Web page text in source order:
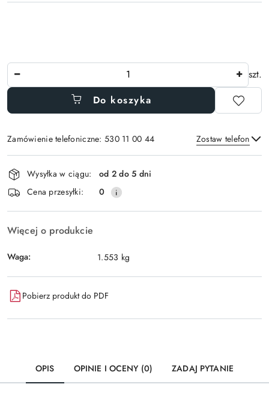
Ilość
szt.
Do koszyka
Zamówienie telefoniczne: 530 11 00 44 Zostaw telefon
Wyślij
Dostępność
i
dostawa
Wysyłka w ciągu:
od 2 do 5 dni
Cena przesyłki:
0
Więcej o produkcie
Waga: 1.553 kg
Pobierz produkt do PDF
OPIS OPINIE I OCENY (0) ZADAJ PYTANIE